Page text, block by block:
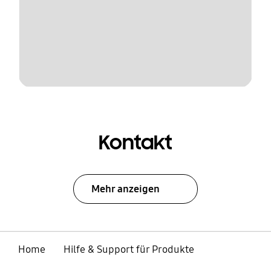
Kontakt
Mehr anzeigen
Home
Hilfe & Support für Produkte